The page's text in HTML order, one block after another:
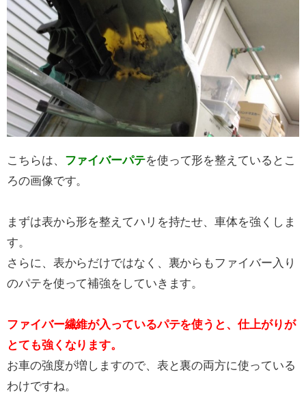
こちらは、 ファイバーパテを使って形を整えているとこ
ろの画像です。
まずは表から形を整えてハリを持たせ、車体を強くしま
す。
さらに、表からだけではなく、裏からもファイバー入り
のパテを使って補強をしていきます。
ファイバー繊維が入っているパテを使うと、仕上がりが
とても強くなります。
お車の強度が増しますので、表と裏の両方に使っている
わけですね。